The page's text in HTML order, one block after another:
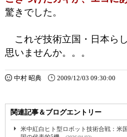
驚きでした。
これぞ技術立国・日本ら
思いませんか。。。
中村 昭典 2009/12/03 09:30:00
関連記事＆ブログエントリー
米中紅白ヒト型ロボット技術合戦：米